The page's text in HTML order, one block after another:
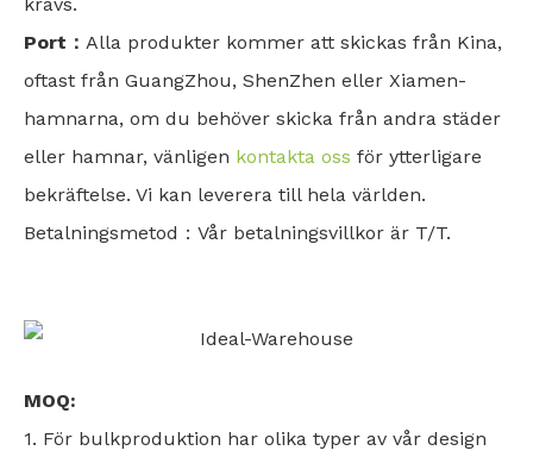
Port： Alla produkter kommer att skickas från Kina,
oftast från GuangZhou, ShenZhen eller Xiamen-
hamnarna, om du behöver skicka från andra städer
eller hamnar, vänligen kontakta oss för ytterligare
bekräftelse. Vi kan leverera till hela världen.
Betalningsmetod：Vår betalningsvillkor är T/T.
MOQ:
1. För bulkproduktion har olika typer av vår design